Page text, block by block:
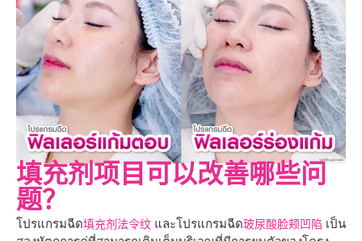
填充剂项目可以改善哪些问
题？
โปรแกรมฉีด填充剂法令纹 และโปรแกรมฉีด玻尿酸脸颊凹陷 เป็น